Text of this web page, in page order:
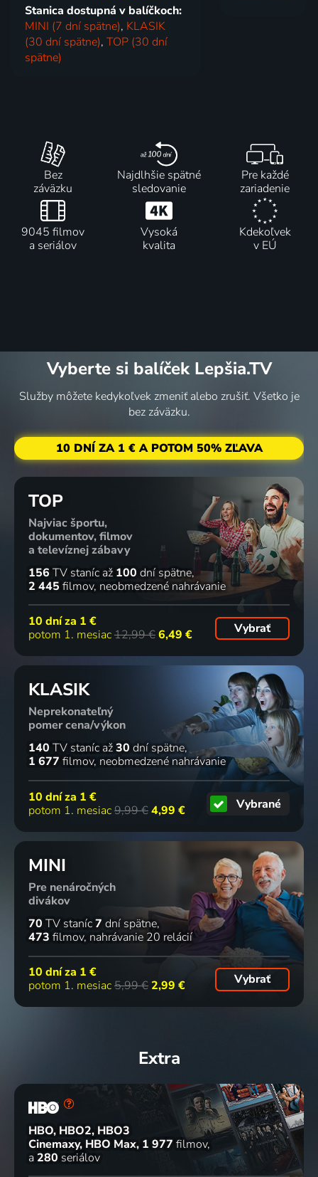
Stanica dostupná v balíčkoch:
MINI (7 dní spätne), KLASIK
(30 dní spätne),TOP (30 dní
spätne)
Bez
záväzku
Najdlhšie spätné
sledovanie
Pre každé
zariadenie
9045 filmov
a seriálov
Vysoká
kvalita
Kdekoľvek
v EÚ
Vyberte si balíček Lepšia.TV
Služby môžete kedykoľvek zmeniť alebo zrušiť. Všetko je
bez záväzku.
10 DNÍ ZA 1 € A POTOM 50% ZĽAVA
TOP
Najviac športu,
dokumentov, filmov
a televíznej zábavy
156 TV staníc až 100 dní spätne
2 445 filmov neobmedzené nahrávanie
10 dní za 1 €
potom 1. mesiac12,99 €6,49 € Vybrať
KLASIK
Neprekonateľný
pomer cena/výkon
140 TV staníc až30 dní spätne
1 677 filmov neobmedzené nahrávanie
10 dní za 1 €
potom 1. mesiac9,99 €4,99 € Vybrané
MINI
Pre nenáročných
divákov
70 TV staníc7 dní spätne
473 filmov nahrávanie 20 relácií
10 dní za 1 €
potom 1. mesiac5,99 € 2,99 € Vybrať
Extra
HBO, HBO2, HBO3
Cinemaxy, HBO Max 1 977 filmov
a 280 seriálov